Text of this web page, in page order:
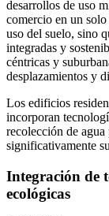
desarrollos de uso
comercio en un
uso del suelo, sino
integradas y
céntricas y
desplazamientos y
Los edificios
incorporan
recolección de
significativamente
Integración de
ecológicas